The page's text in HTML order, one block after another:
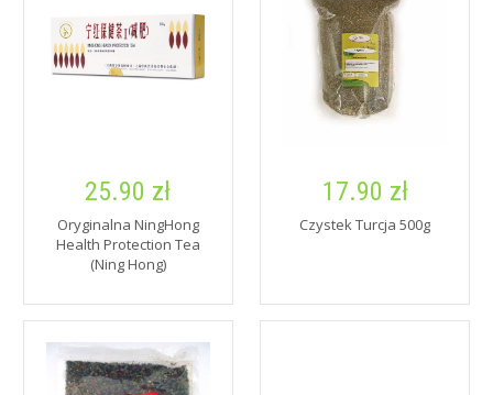
25.90 zł
Oryginalna NingHong
Health Protection Tea
(Ning Hong)
17.90 zł
Czystek Turcja 500g